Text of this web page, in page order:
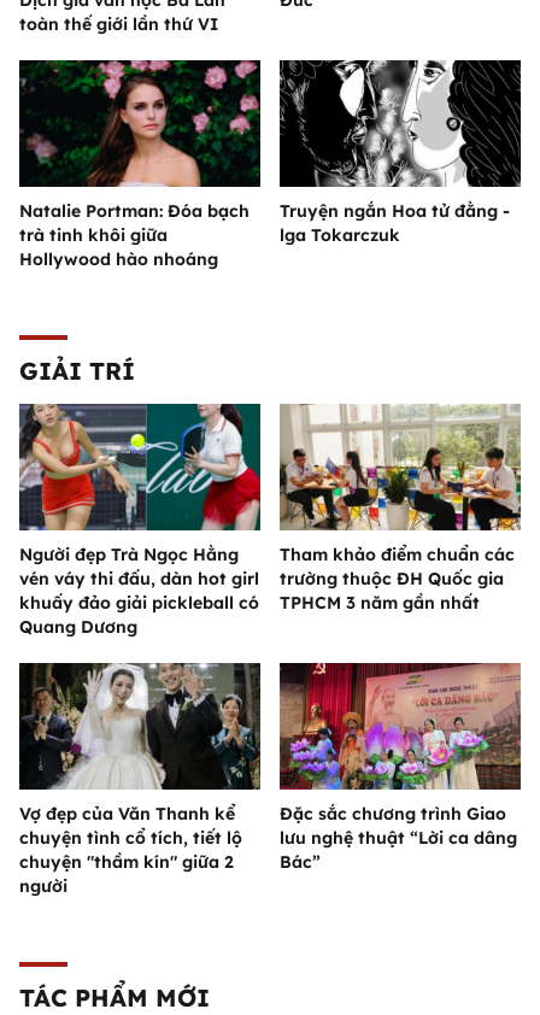
toàn thế giới lần thứ VI
Natalie Portman: Đóa bạch
trà tinh khôi giữa
Hollywood hào nhoáng
Truyện ngắn Hoa tử đằng -
lga Tokarczuk
GIẢI TRÍ
Người đẹp Trà Ngọc Hằng
vén váy thi đấu, dàn hot girl
khuấy đảo giải pickleball có
Quang Dương
Tham khảo điểm chuẩn các
trường thuộc ĐH Quốc gia
TPHCM 3 năm gần nhất
Vợ đẹp của Văn Thanh kể
chuyện tình cổ tích, tiết lộ
chuyện "thầm kín" giữa 2
người
Đặc sắc chương trình Giao
lưu nghệ thuật “Lời ca dâng
Bác”
TÁC PHẨM MỚI